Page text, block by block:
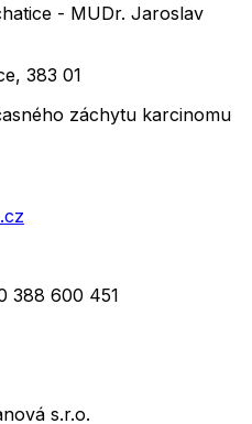
- MUDr. Jaroslav
383 01
záchytu karcinomu
388 600 451
s.r.o.